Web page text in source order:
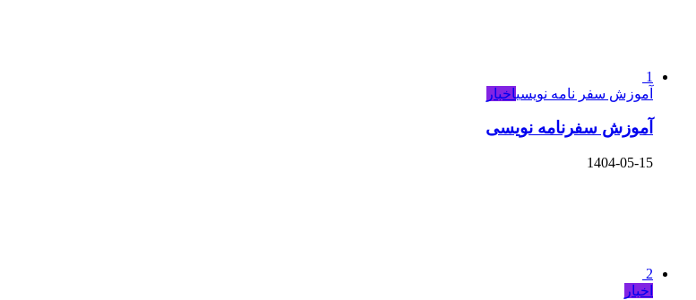
1
آموزش سفر نامه نویسیاخبار
آموزش سفرنامه نویسی
1404-05-15
2
اخبار